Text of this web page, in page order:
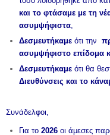
και το φτάσαμε με τη
ασυμψήφιστα
Δεσμευτήκαμε ότι την
ασυμψήφιστο επίδομα
Δεσμευτήκαμε ότι θα
Διευθύνσεις και το
Συνάδελφοι,
Για το2026 οι άμεσες